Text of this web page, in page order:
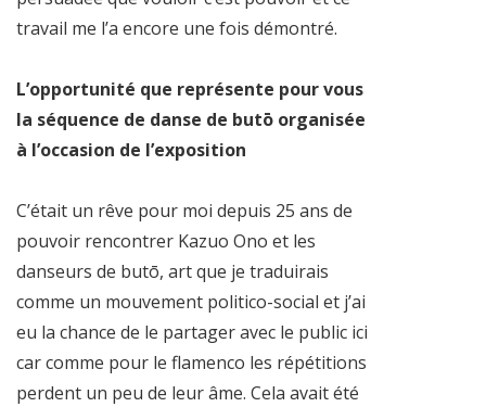
travail me l’a encore une fois démontré.
L’opportunité que représente pour vous
la séquence de danse de butō organisée
à l’occasion de l’exposition
C’était un rêve pour moi depuis 25 ans de
pouvoir rencontrer Kazuo Ono et les
danseurs de butō, art que je traduirais
comme un mouvement politico-social et j’ai
eu la chance de le partager avec le public ici
car comme pour le flamenco les répétitions
perdent un peu de leur âme. Cela avait été